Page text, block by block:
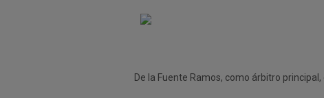
De la Fuente Ramos, como árbitro